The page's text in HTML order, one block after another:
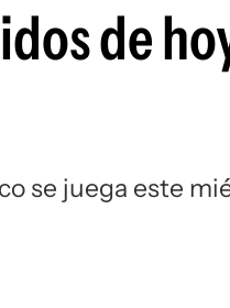
de
se juega este